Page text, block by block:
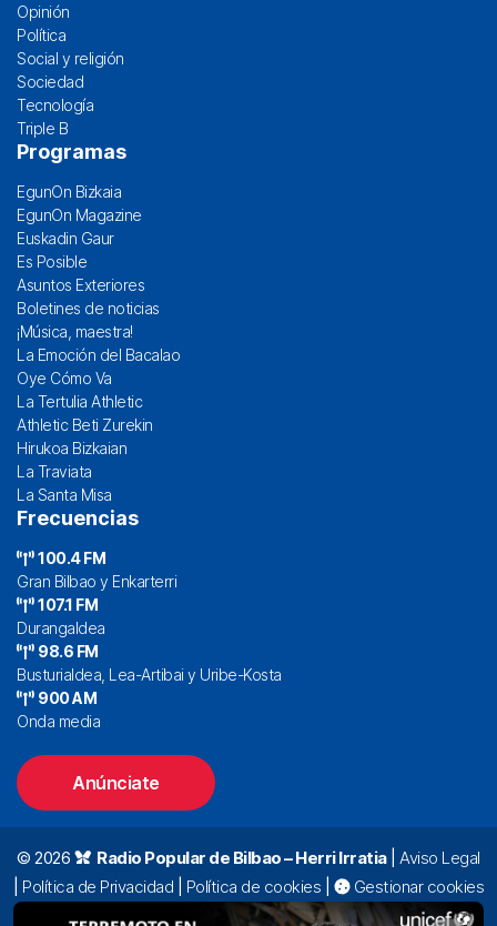
Opinión
Política
Social y religión
Sociedad
Tecnología
Triple B
Programas
EgunOn Bizkaia
EgunOn Magazine
Euskadin Gaur
Es Posible
Asuntos Exteriores
Boletines de noticias
¡Música, maestra!
La Emoción del Bacalao
Oye Cómo Va
La Tertulia Athletic
Athletic Beti Zurekin
Hirukoa Bizkaian
La Traviata
La Santa Misa
Frecuencias
100.4 FM
Gran Bilbao y Enkarterri
107.1 FM
Durangaldea
98.6 FM
Busturialdea, Lea-Artibai y Uribe-Kosta
900 AM
Onda media
Anúnciate
© 2026 Radio Popular de Bilbao – Herri Irratia| Aviso Legal
Política de Privacidad Política de cookies
Gestionar cookies
Alda. Mazarredo, 47 – 7º 48009 Bilbao |
94 423 92 00|